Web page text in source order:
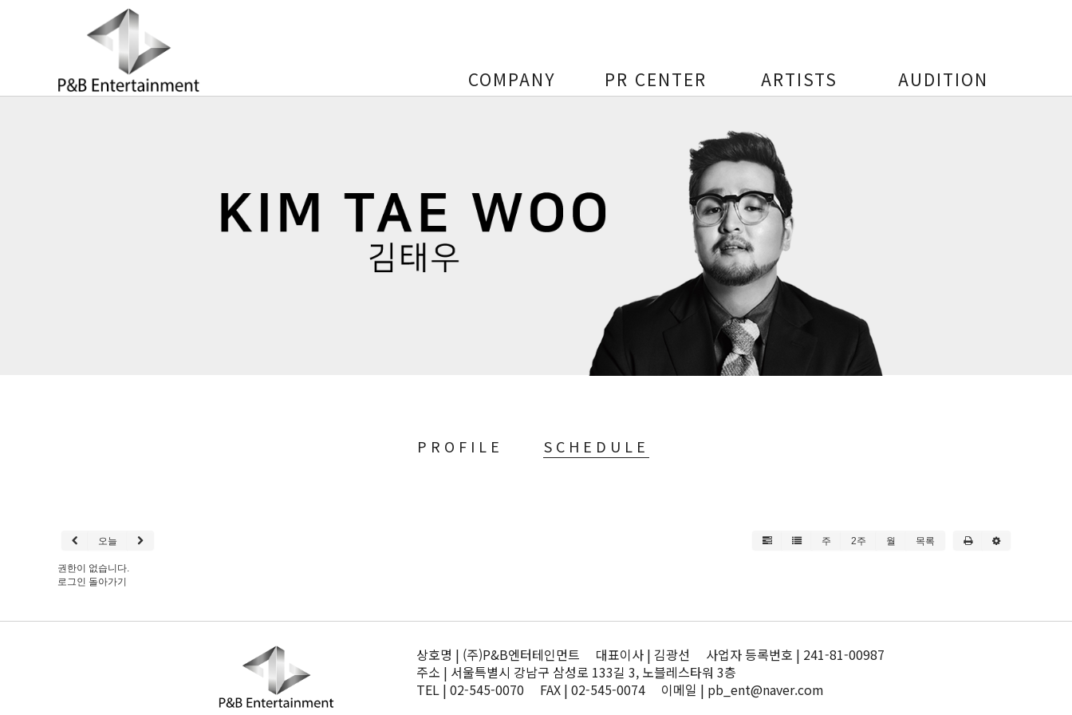
COMPANY PR CENTER ARTISTS AUDITION
PROFILE SCHEDULE
오늘 주 2주 월 목록
권한이 없습니다.
로그인 돌아가기
상호명 | (주)P&B엔터테인먼트 대표이사 | 김광선 사업자 등록번호 | 241-81-00987
주소 | 서울특별시 강남구 삼성로 133길 3, 노블레스타워 3층
TEL | 02-545-0070 FAX | 02-545-0074 이메일 | pb_ent@naver.com